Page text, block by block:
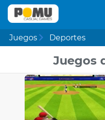
Juegos Deportes
Juegos